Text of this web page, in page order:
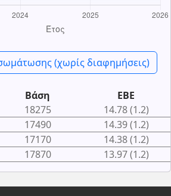
(χωρίς διαφημήσεις)
Βάση
ΕΒΕ
18275
14.78 (1.2)
17490
14.39 (1.2)
17170
14.38 (1.2)
17870 13.97 (1.2)